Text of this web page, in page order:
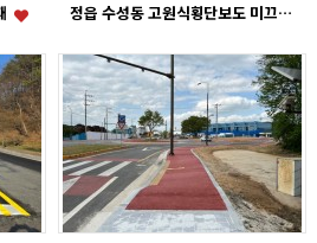
정읍 수성동 고원식횡단보도 미끄럼방지포장재